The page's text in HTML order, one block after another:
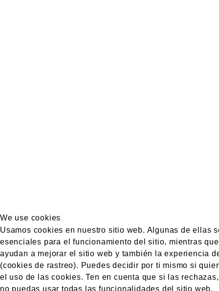
We use cookies
Usamos cookies en nuestro sitio web. Algunas de ellas
esenciales para el funcionamiento del sitio, mientras
ayudan a mejorar el sitio web y también la experiencia
(cookies de rastreo). Puedes decidir por ti mismo si
el uso de las cookies. Ten en cuenta que si las
no puedas usar todas las funcionalidades del sitio web.